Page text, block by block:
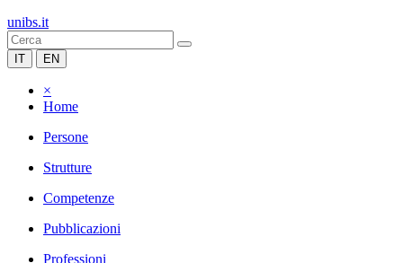
unibs.it
IT EN
×
Home
Persone
Strutture
Competenze
Pubblicazioni
Professioni